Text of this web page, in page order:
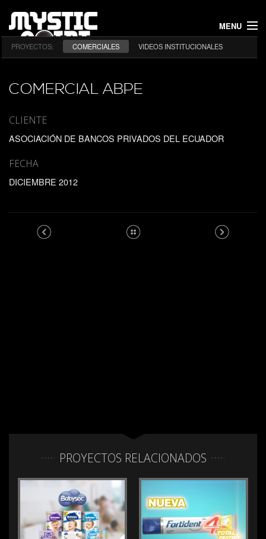
MENU
INICIO
PROYECTOS
CONTACTO
PROYECTOS: COMERCIALES VIDEOS INSTITUCIONALES
COMERCIAL ABPE
CLIENTE
ASOCIACIÓN DE BANCOS PRIVADOS DEL ECUADOR
FECHA
DICIEMBRE 2012
PROYECTOS RELACIONADOS